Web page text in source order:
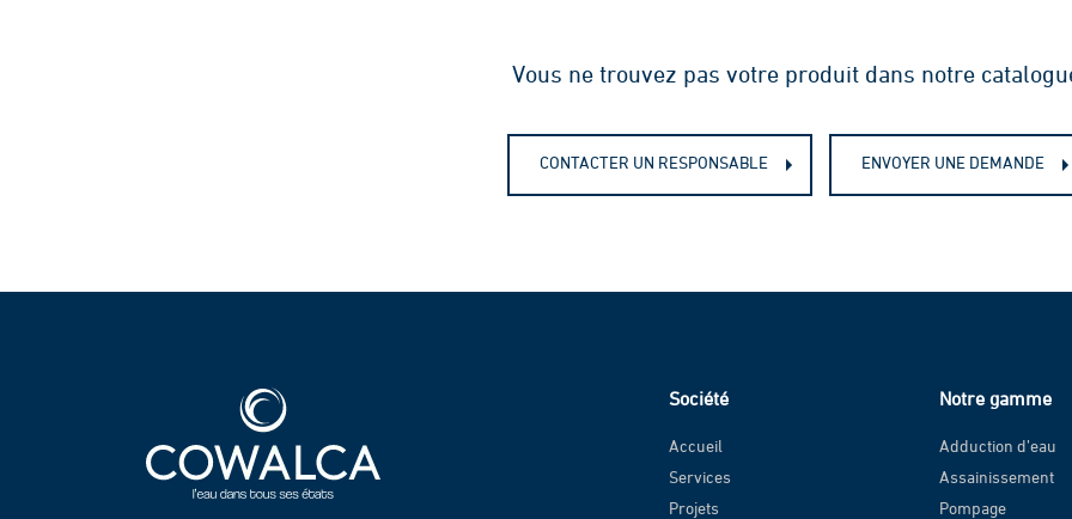
Vous ne trouvez pas votre produit dans notre
CONTACTER UN RESPONSABLE ENVOYER UNE DEMANDE
Société
Accueil
Services
Projets
Notre gamme
Adduction d’eau
Assainissement
Pompage